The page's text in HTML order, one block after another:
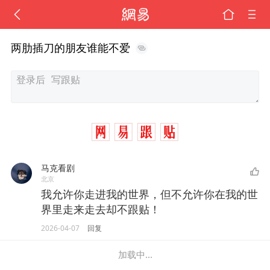
两肋插刀的朋友谁能不爱
马克看剧
北京
我允许你走进我的世界，但不允许你在我的世
界里走来走去却不跟贴！
2026-04-07 回复
加载中...